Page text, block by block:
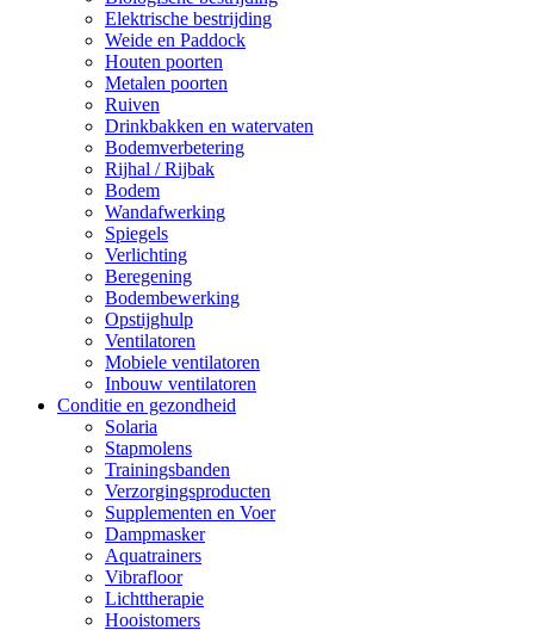
Elektrische bestrijding
Weide en Paddock
Houten poorten
Metalen poorten
Ruiven
Drinkbakken en watervaten
Bodemverbetering
Rijhal / Rijbak
Bodem
Wandafwerking
Spiegels
Verlichting
Beregening
Bodembewerking
Opstijghulp
Ventilatoren
Mobiele ventilatoren
Inbouw ventilatoren
Conditie en gezondheid
Solaria
Stapmolens
Trainingsbanden
Verzorgingsproducten
Supplementen en Voer
Dampmasker
Aquatrainers
Vibrafloor
Lichttherapie
Hooistomers